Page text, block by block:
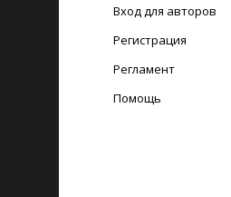
Вход для авторов
Регистрация
Регламент
Помощь